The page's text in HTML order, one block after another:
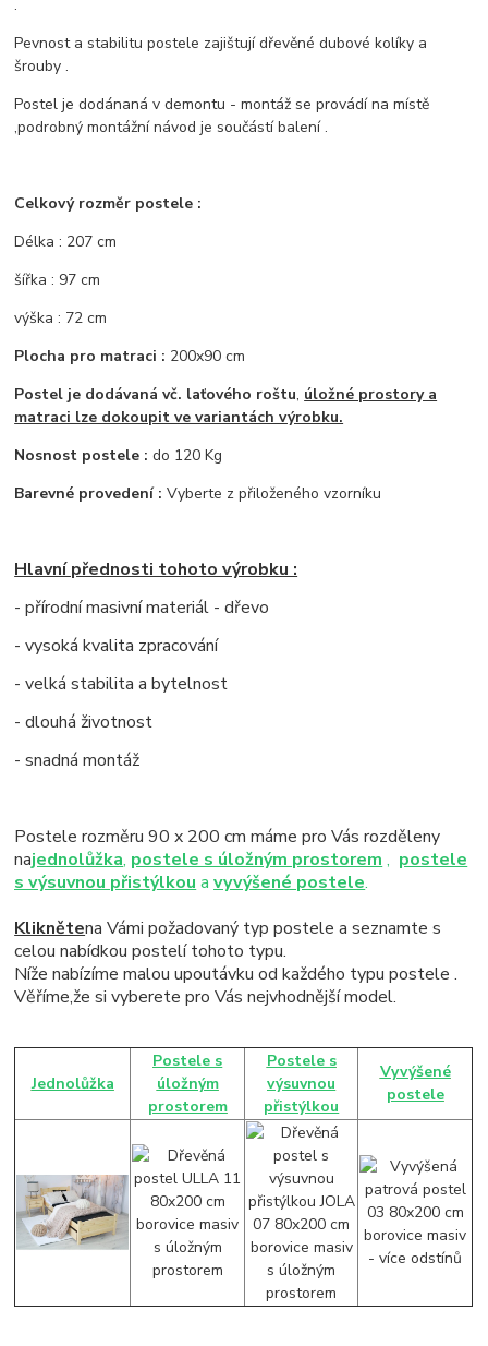
.
Pevnost a stabilitu postele zajištují dřevěné dubové kolíky a
šrouby .
Postel je dodánaná v demontu - montáž se provádí na místě
,podrobný montážní návod je součástí balení .
Celkový rozměr postele :
Délka : 207 cm
šířka : 97 cm
výška : 72 cm
Plocha pro matraci : 200x90 cm
Postel je dodávaná vč. laťového roštu, úložné prostory a
matraci lze dokoupit ve variantách výrobku.
Nosnost postele : do 120 Kg
Barevné provedení :Vyberte z přiloženého vzorníku
Hlavní přednosti tohoto výrobku :
- přírodní masivní materiál - dřevo
- vysoká kvalita zpracování
- velká stabilita a bytelnost
- dlouhá životnost
- snadná montáž
Postele rozměru 90 x 200 cm máme pro Vás rozděleny
najednolůžka, postele s úložným prostorem , postele
s výsuvnou přistýlkou avyvýšené postele.
Kliknětena Vámi požadovaný typ postele a seznamte s
celou nabídkou postelí tohoto typu.
Níže nabízíme malou upoutávku od každého typu postele .
Věříme,že si vyberete pro Vás nejvhodnější model.
Jednolůžka
Postele s
úložným
prostorem
Postele s
výsuvnou
přistýlkou
Vyvýšené
postele